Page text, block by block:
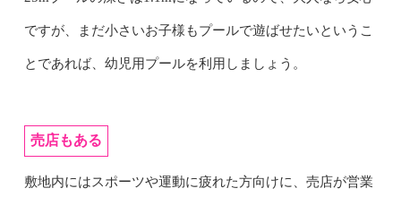
ですが、まだ小さいお子様もプールで遊ばせたいというこ
とであれば、幼児用プールを利用しましょう。
売店もある
敷地内にはスポーツや運動に疲れた方向けに、売店が営業